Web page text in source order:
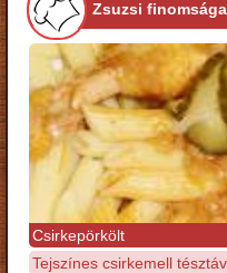
Zsuzsi
Csirkepörkölt
Tejszínes csirkemell